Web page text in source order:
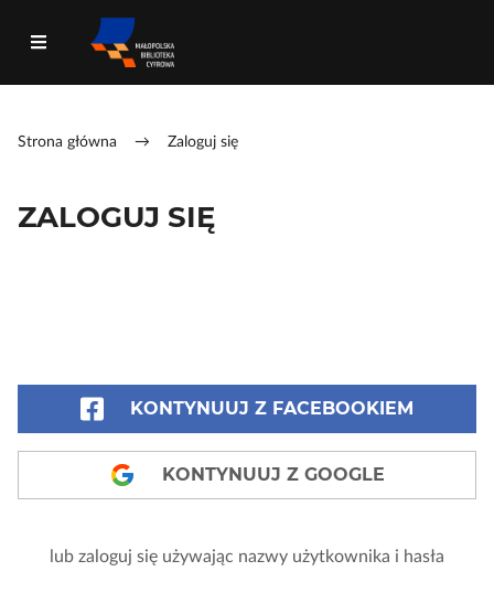
Strona główna → Zaloguj się
ZALOGUJ SIĘ
KONTYNUUJ Z FACEBOOKIEM
KONTYNUUJ Z GOOGLE
lub zaloguj się używając nazwy użytkownika i hasła